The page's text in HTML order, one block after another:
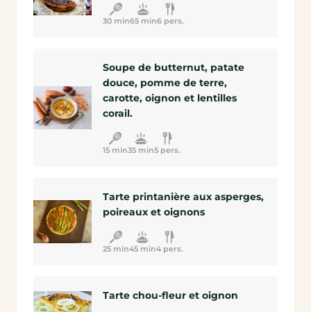
30 min65 min6 pers.
Soupe de butternut, patate
douce, pomme de terre,
carotte, oignon et lentilles
corail.
15 min35 min5 pers.
Tarte printanière aux asperges,
poireaux et oignons
25 min45 min4 pers.
Tarte chou-fleur et oignon